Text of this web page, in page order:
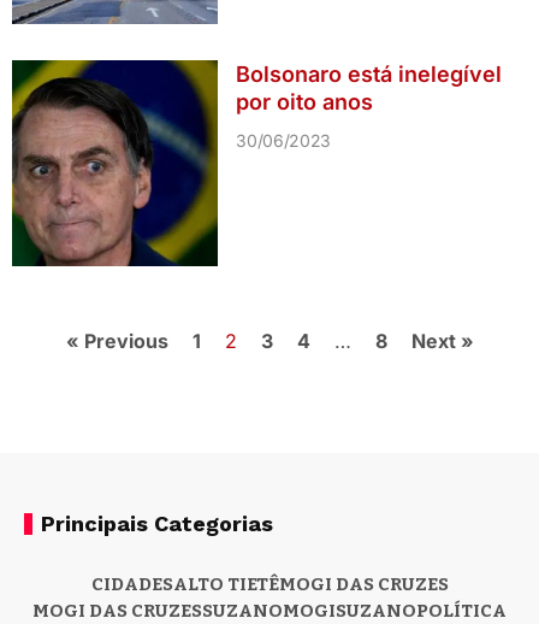
Bolsonaro está inelegível
por oito anos
30/06/2023
« Previous 1 2 3 4 … 8 Next »
Principais Categorias
CIDADESALTO TIETÊMOGI DAS CRUZES
MOGI DAS CRUZESSUZANOMOGISUZANOPOLÍTICA